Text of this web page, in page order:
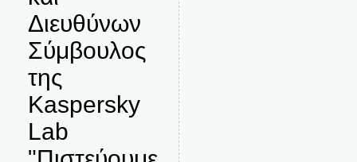
Διευθύνων
Σύμβουλος
της
Kaspersky
Lab